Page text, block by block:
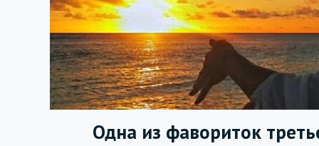
Одна из фавориток